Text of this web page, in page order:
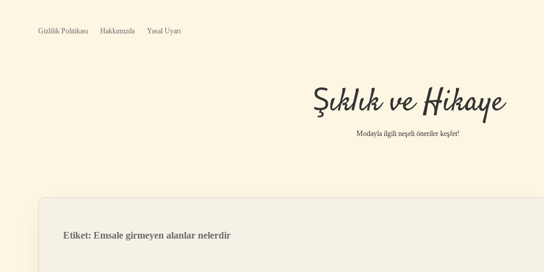
Gizlilik Politikası Hakkımızda Yasal Uyarı
Şıklık ve Hikaye
Modayla ilgili neşeli öneriler keşfet!
Etiket: Emsale girmeyen alanlar nelerdir